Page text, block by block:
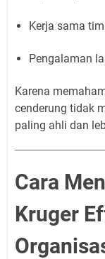
Kerja sama
Pengalaman
Karena
cenderung tidak
paling ahli dan
Cara
Kruger